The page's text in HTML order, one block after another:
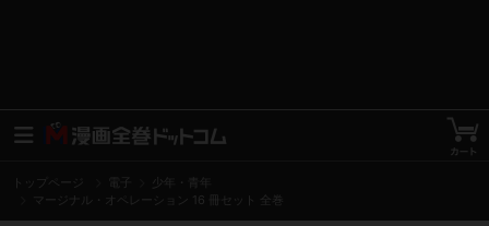
トップページ
少年・青年
マージナル・オペレーション 16 冊セット 全巻